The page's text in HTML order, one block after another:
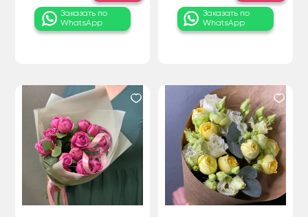
Заказать по
WhatsApp
Заказать по
WhatsApp